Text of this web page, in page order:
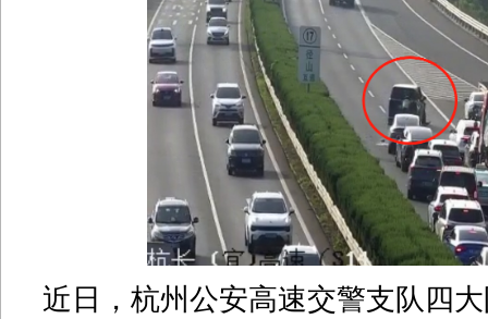
近日，杭州公安高速交警支队四